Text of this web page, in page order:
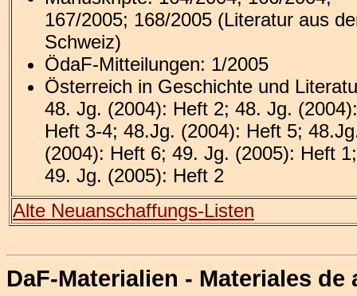
167/2005; 168/2005 (Literatur aus
Schweiz)
ÖdaF-Mitteilungen: 1/2005
Österreich in Geschichte und
48. Jg. (2004): Heft 2; 48. Jg. (2004):
Heft 3-4; 48.Jg. (2004): Heft 5;
(2004): Heft 6; 49. Jg. (2005): Heft 1;
49. Jg. (2005): Heft 2
Alte Neuanschaffungs-Listen
DaF-Materialien - Materiales